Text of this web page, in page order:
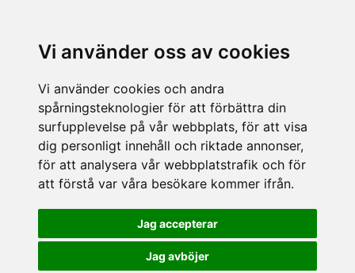
Vi använder oss av cookies
Vi använder cookies och andra
spårningsteknologier för att förbättra din
surfupplevelse på vår webbplats, för att visa
dig personligt innehåll och riktade annonser,
för att analysera vår webbplatstrafik och för
att förstå var våra besökare kommer ifrån.
Jag accepterar
Jag avböjer